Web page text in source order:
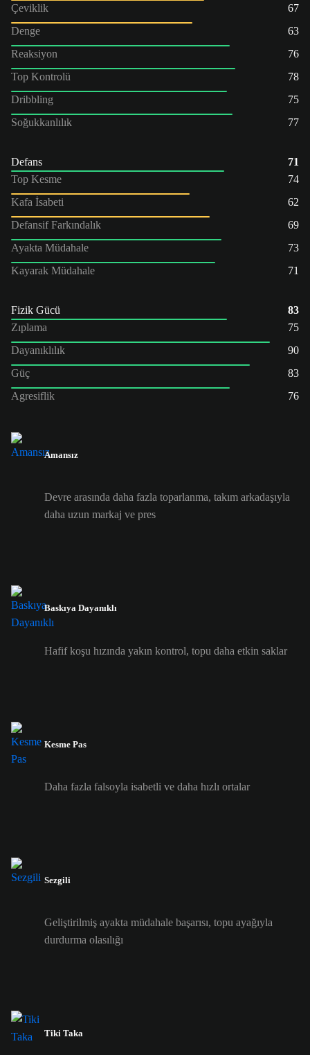
Çeviklik
67
Denge
63
Reaksiyon
76
Top Kontrolü
78
Dribbling
75
Soğukkanlılık
77
Defans
71
Top Kesme
74
Kafa İsabeti
62
Defansif Farkındalık
69
Ayakta Müdahale
73
Kayarak Müdahale
71
Fizik Gücü
83
Zıplama
75
Dayanıklılık
90
Güç
83
Agresiflik
76
Amansız
Devre arasında daha fazla toparlanma, takım arkadaşıyla
daha uzun markaj ve pres
Baskıya Dayanıklı
Hafif koşu hızında yakın kontrol, topu daha etkin saklar
Kesme Pas
Daha fazla falsoyla isabetli ve daha hızlı ortalar
Sezgili
Geliştirilmiş ayakta müdahale başarısı, topu ayağıyla
durdurma olasılığı
Tiki Taka